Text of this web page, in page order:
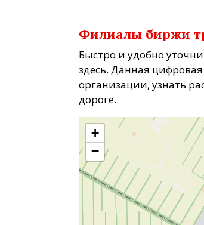
Филиалы биржи
Быстро и удобно
здесь. Данная
организации, узнать
дороге.
+
−